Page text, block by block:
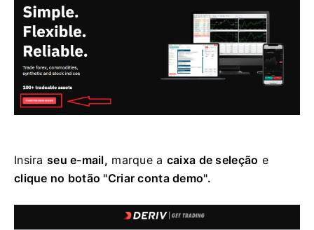
Insira seu e-mail, marque a caixa de seleção e
clique no botão "Criar conta demo".